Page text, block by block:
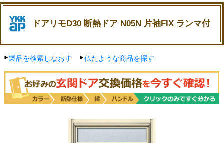
ドアリモD30 断熱ドア N05N 片袖FIX ランマ付
製品を検索しなおす 似たような商品を探す